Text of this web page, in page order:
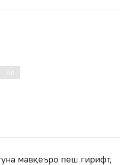
мавқеъро пеш гирифт,